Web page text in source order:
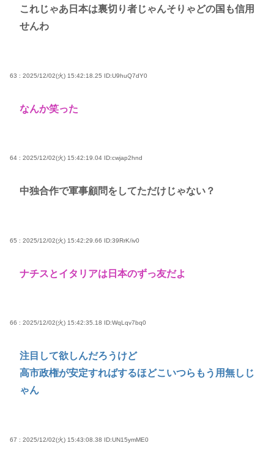
これじゃあ日本は裏切り者じゃんそりゃどの国も信用
せんわ
63 : 2025/12/02(火) 15:42:18.25 ID:U9huQ7dY0
なんか笑った
64 : 2025/12/02(火) 15:42:19.04 ID:cwjap2hnd
中独合作で軍事顧問をしてただけじゃない？
65 : 2025/12/02(火) 15:42:29.66 ID:39RrK/iv0
ナチスとイタリアは日本のずっ友だよ
66 : 2025/12/02(火) 15:42:35.18 ID:WqLqv7bq0
注目して欲しんだろうけど
高市政権が安定すればするほどこいつらもう用無しじ
ゃん
67 : 2025/12/02(火) 15:43:08.38 ID:UN15ymME0